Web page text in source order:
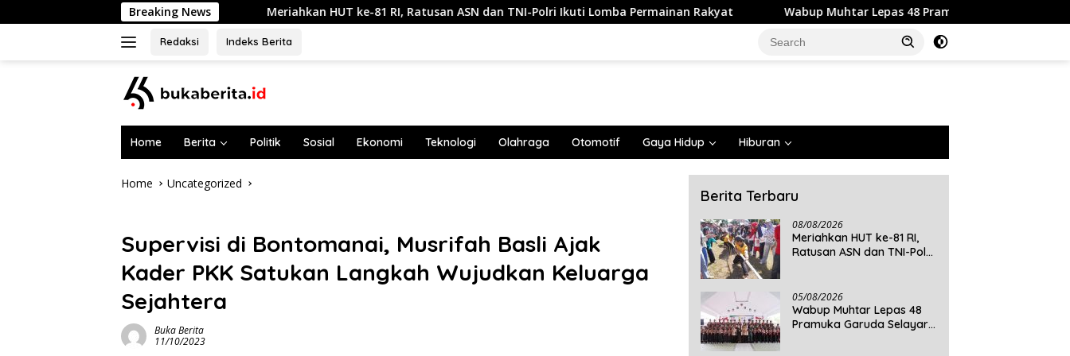
to
Breaking News
Meriahkan HUT ke-81 RI, Ratusan ASN dan TNI-Polri Ikuti Lomba Permainan Rakyat Wabup Muhtar Lepas 48 Pramuka Garuda Selayar ke Jambore Nasional XII
Redaksi Indeks Berita
Home Berita Politik Sosial Ekonomi Teknologi Olahraga Otomotif Gaya Hidup Hiburan
Home Uncategorized
Supervisi di Bontomanai, Musrifah Basli Ajak
Kader PKK Satukan Langkah Wujudkan Keluarga
Sejahtera
Buka Berita
11/10/2023
Berita Terbaru
08/08/2026
Meriahkan HUT ke-81 RI,
Ratusan ASN dan TNI-Polri
05/08/2026
Wabup Muhtar Lepas 48
Pramuka Garuda Selayar